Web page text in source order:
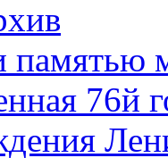
памятью
76й